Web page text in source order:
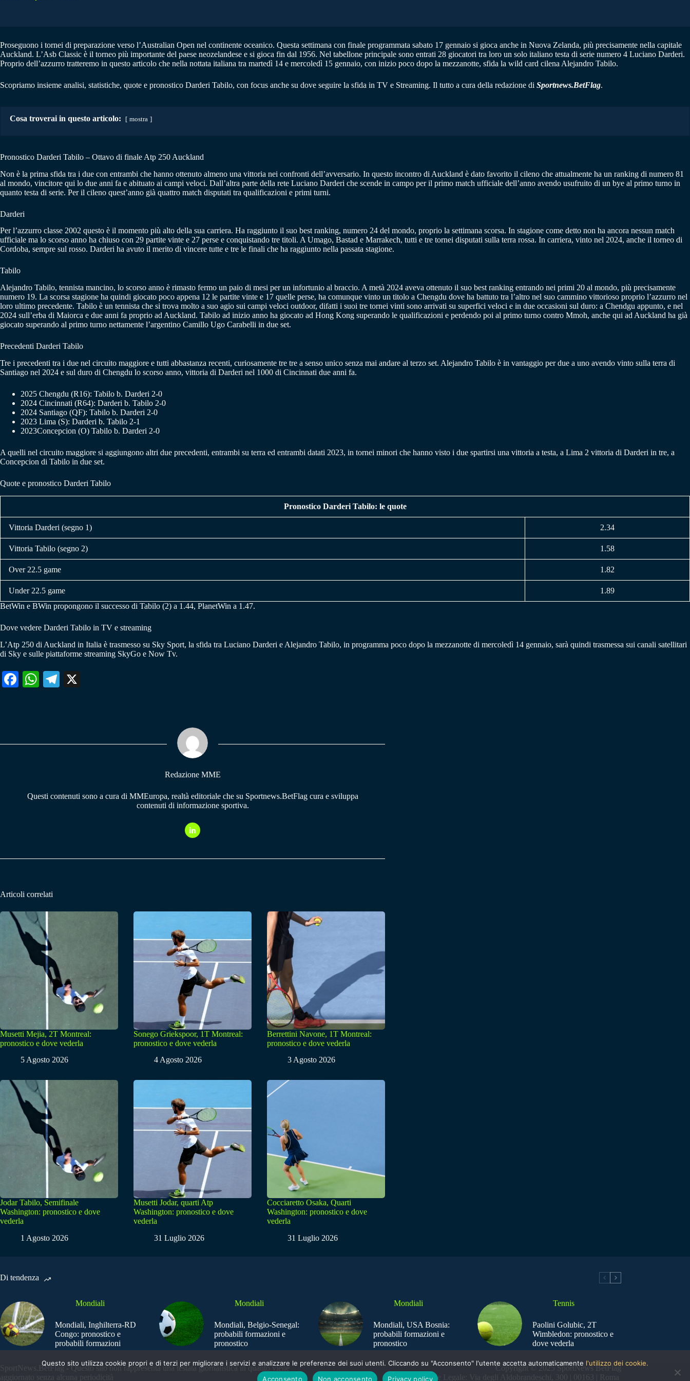
Proseguono i tornei di preparazione verso l’Australian Open nel continente oceanico. Questa settimana con finale programmata sabato 17 gennaio si gioca anche in Nuova Zelanda, più precisamente nella capitale
Auckland. L’Asb Classic è il torneo più importante del paese neozelandese e si gioca fin dal 1956. Nel tabellone principale sono entrati 28 giocatori tra loro un solo italiano testa di serie numero 4 Luciano Darderi.
Proprio dell’azzurro tratteremo in questo articolo che nella nottata italiana tra martedì 14 e mercoledì 15 gennaio, con inizio poco dopo la mezzanotte, sfida la wild card cilena Alejandro Tabilo.
Scopriamo insieme analisi, statistiche, quote e pronostico Darderi Tabilo, con focus anche su dove seguire la sfida in TV e Streaming. Il tutto a cura della redazione di Sportnews.BetFlag.
Cosa troverai in questo articolo: mostra
Pronostico Darderi Tabilo – Ottavo di finale Atp 250 Auckland
Non è la prima sfida tra i due con entrambi che hanno ottenuto almeno una vittoria nei confronti dell’avversario. In questo incontro di Auckland è dato favorito il cileno che attualmente ha un ranking di numero 81
al mondo, vincitore qui lo due anni fa e abituato ai campi veloci. Dall’altra parte della rete Luciano Darderi che scende in campo per il primo match ufficiale dell’anno avendo usufruito di un bye al primo turno in
quanto testa di serie. Per il cileno quest’anno già quattro match disputati tra qualificazioni e primi turni.
Darderi
Per l’azzurro classe 2002 questo è il momento più alto della sua carriera. Ha raggiunto il suo best ranking, numero 24 del mondo, proprio la settimana scorsa. In stagione come detto non ha ancora nessun match
ufficiale ma lo scorso anno ha chiuso con 29 partite vinte e 27 perse e conquistando tre titoli. A Umago, Bastad e Marrakech, tutti e tre tornei disputati sulla terra rossa. In carriera, vinto nel 2024, anche il torneo di
Cordoba, sempre sul rosso. Darderi ha avuto il merito di vincere tutte e tre le finali che ha raggiunto nella passata stagione.
Tabilo
Alejandro Tabilo, tennista mancino, lo scorso anno è rimasto fermo un paio di mesi per un infortunio al braccio. A metà 2024 aveva ottenuto il suo best ranking entrando nei primi 20 al mondo, più precisamente
numero 19. La scorsa stagione ha quindi giocato poco appena 12 le partite vinte e 17 quelle perse, ha comunque vinto un titolo a Chengdu dove ha battuto tra l’altro nel suo cammino vittorioso proprio l’azzurro nel
loro ultimo precedente. Tabilo è un tennista che si trova molto a suo agio sui campi veloci outdoor, difatti i suoi tre tornei vinti sono arrivati su superfici veloci e in due occasioni sul duro: a Chendgu appunto, e nel
2024 sull’erba di Maiorca e due anni fa proprio ad Auckland. Tabilo ad inizio anno ha giocato ad Hong Kong superando le qualificazioni e perdendo poi al primo turno contro Mmoh, anche qui ad Auckland ha già
giocato superando al primo turno nettamente l’argentino Camillo Ugo Carabelli in due set.
Precedenti Darderi Tabilo
Tre i precedenti tra i due nel circuito maggiore e tutti abbastanza recenti, curiosamente tre tre a senso unico senza mai andare al terzo set. Alejandro Tabilo è in vantaggio per due a uno avendo vinto sulla terra di
Santiago nel 2024 e sul duro di Chengdu lo scorso anno, vittoria di Darderi nel 1000 di Cincinnati due anni fa.
2025 Chengdu (R16): Tabilo b. Darderi 2-0
2024 Cincinnati (R64): Darderi b. Tabilo 2-0
2024 Santiago (QF): Tabilo b. Darderi 2-0
2023 Lima (S): Darderi b. Tabilo 2-1
2023Concepcion (O) Tabilo b. Darderi 2-0
A quelli nel circuito maggiore si aggiungono altri due precedenti, entrambi su terra ed entrambi datati 2023, in tornei minori che hanno visto i due spartirsi una vittoria a testa, a Lima 2 vittoria di Darderi in tre, a
Concepcion di Tabilo in due set.
Quote e pronostico Darderi Tabilo
Pronostico Darderi Tabilo: le quote
Vittoria Darderi (segno 1) 2.34
Vittoria Tabilo (segno 2) 1.58
Over 22.5 game 1.82
Under 22.5 game
1.89
BetWin e BWin propongono il successo di Tabilo (2) a 1.44, PlanetWin a 1.47.
Dove vedere Darderi Tabilo in TV e streaming
L’Atp 250 di Auckland in Italia è trasmesso su Sky Sport, la sfida tra Luciano Darderi e Alejandro Tabilo, in programma poco dopo la mezzanotte di mercoledì 14 gennaio, sarà quindi trasmessa sui canali satellitari
di Sky e sulle piattaforme streaming SkyGo e Now Tv.
Fa W
pp
Te
m
Redazione MME
Questi contenuti sono a cura di MMEuropa, realtà editoriale che su Sportnews.BetFlag cura e sviluppa
contenuti di informazione sportiva.
Articoli correlati
Musetti Mejia, 2T Montreal:
pronostico e dove vederla
5 Agosto 2026
Sonego Griekspoor, 1T Montreal:
pronostico e dove vederla
4 Agosto 2026
Berrettini Navone, 1T Montreal:
pronostico e dove vederla
3 Agosto 2026
Jodar Tabilo, Semifinale
Washington: pronostico e dove
vederla
1 Agosto 2026
Musetti Jodar, quarti Atp
Washington: pronostico e dove
vederla
31 Luglio 2026
Cocciaretto Osaka, Quarti
Washington: pronostico e dove
vederla
31 Luglio 2026
Di tendenza
Mondiali
Mondiali, Inghilterra-RD
Congo: pronostico e
probabili formazioni
Mondiali
Mondiali, Belgio-Senegal:
probabili formazioni e
pronostico
Mondiali
Mondiali, USA Bosnia:
probabili formazioni e
pronostico
Tennis
Paolini Golubic, 2T
Wimbledon: pronostico e
dove vederla
SportNews.BetFlag - Questo sito non rappresenta una testata giornalistica in quanto viene
aggiornato senza alcuna periodicità
Copyright © 2025 SportNews BetFlag
Sede Legale: Via degli Aldobrandeschi, 300 | 00163 | Roma
Questo sito utilizza cookie propri e di terzi per migliorare i servizi e analizzare le preferenze dei suoi utenti. Cliccando su "Acconsento" l'utente accetta automaticamente l'utilizzo dei cookie.
Acconsento
Non acconsento Privacy policy